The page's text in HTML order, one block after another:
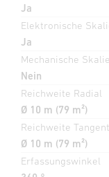
Ja
Elektronische
Ja
Mechanische
Nein
Reichweite Radial
Ø 10 m (79 m²)
Reichweite
Ø 10 m (79 m²)
Erfassungswinkel